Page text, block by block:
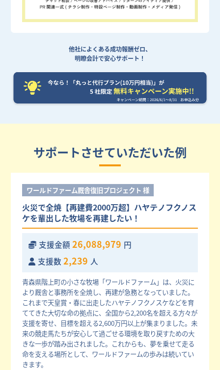
他社によくある成功報酬ゼロ、
明瞭会計で安心サポート！
サポートさせていただいた例
ワールドファーム厩舎復旧プロジェクト 様
火災で全焼【再建費2000万超】ハヤテノフクノス
ケを輩出した牧場を再建したい！
支援金額 26,088,979 円
支援数 2,239 人
青森県階上町の小さな牧場「ワールドファーム」は、火災に
より厩舎と事務所を全焼し、再建が急務となっていました。
これまで天皇賞・春に出走したハヤテノフクノスケなどを育
ててきた大切な命の拠点に、全国から2,200名を超える方々が
支援を寄せ、目標を超える2,600万円以上が集まりました。未
来の競走馬たちが安心して過ごせる環境を取り戻すための大
きな一歩が踏み出されました。これからも、夢を乗せて走る
命を支える場所として、ワールドファームの歩みは続いてい
きます。